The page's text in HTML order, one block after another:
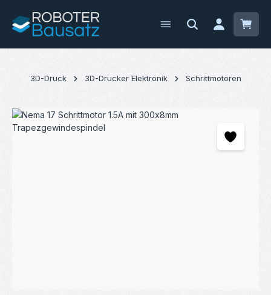
Zum Hauptinhalt springen
3D-Druck 3D-Drucker Elektronik Schrittmotoren
Bildergalerie überspringen